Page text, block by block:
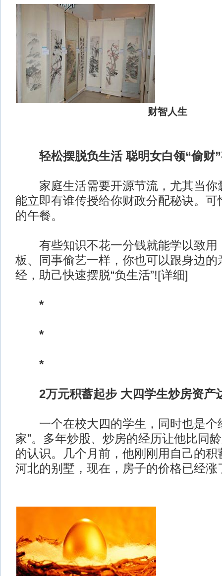
财智人生
轻松摆脱负生活 聪明女白领“偷财
家庭生活需要开源节流，尤其当你
能立即有谁传授给你财政分配秘诀。可
的午餐。
有些知识不花一分钱就能学以致用
板、同事偷艺一样，你也可以跟身边的
经，助己快速摆脱“负生活”![详细]
*
*
*
2万元积蓄起步 大四学生炒房资产
一个在校大四的学生，同时也是个
家”。多年炒股、炒房的经历让他比同
的认识。几个月前，他刚刚用自己的积
河北的别墅，现在，房子的价格已经涨